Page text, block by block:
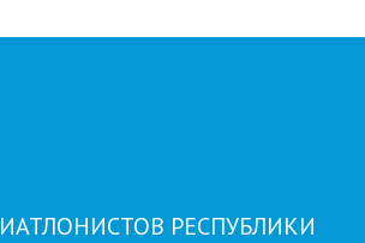
РЕСПУБЛИКИ